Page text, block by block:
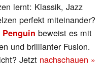
lernt: Klassik, Jazz
perfekt miteinander?
Penguin beweist es mit
und brillianter Fusion.
Jetzt nachschauen »